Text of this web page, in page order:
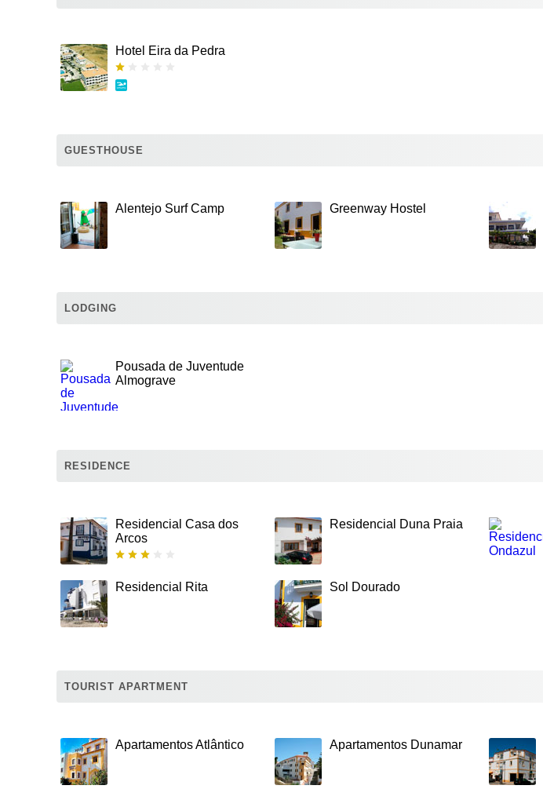
Hotel Eira da Pedra
GUESTHOUSE
Alentejo Surf Camp Greenway Hostel
LODGING
Pousada de Juventude
Almograve
RESIDENCE
Residencial Casa dos
Arcos
Residencial Duna Praia
Residencial Rita Sol Dourado
TOURIST APARTMENT
Apartamentos Atlântico Apartamentos Dunamar